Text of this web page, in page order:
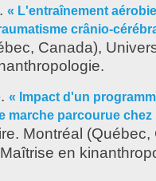
« L'entraînement
crânio-
Canada),
« Impact d'un
marche parcourue
Montréal
en